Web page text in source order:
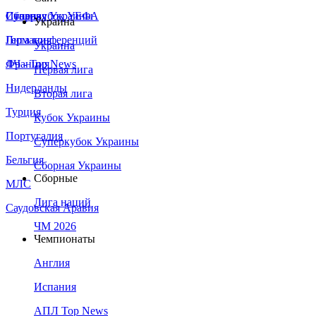
Сборная Украины
Италия
Германия
Франция
Нидерланды
Турция
Португалия
Бельгия
МЛС
Саудовская Аравия
Суперкубок УЕФА
Лига конференций
ЛЧ - Top News
Украина
Украина
Первая лига
Вторая лига
Кубок Украины
Суперкубок Украины
Сборная Украины
Сборные
Лига наций
ЧМ 2026
Чемпионаты
Англия
Испания
АПЛ Top News